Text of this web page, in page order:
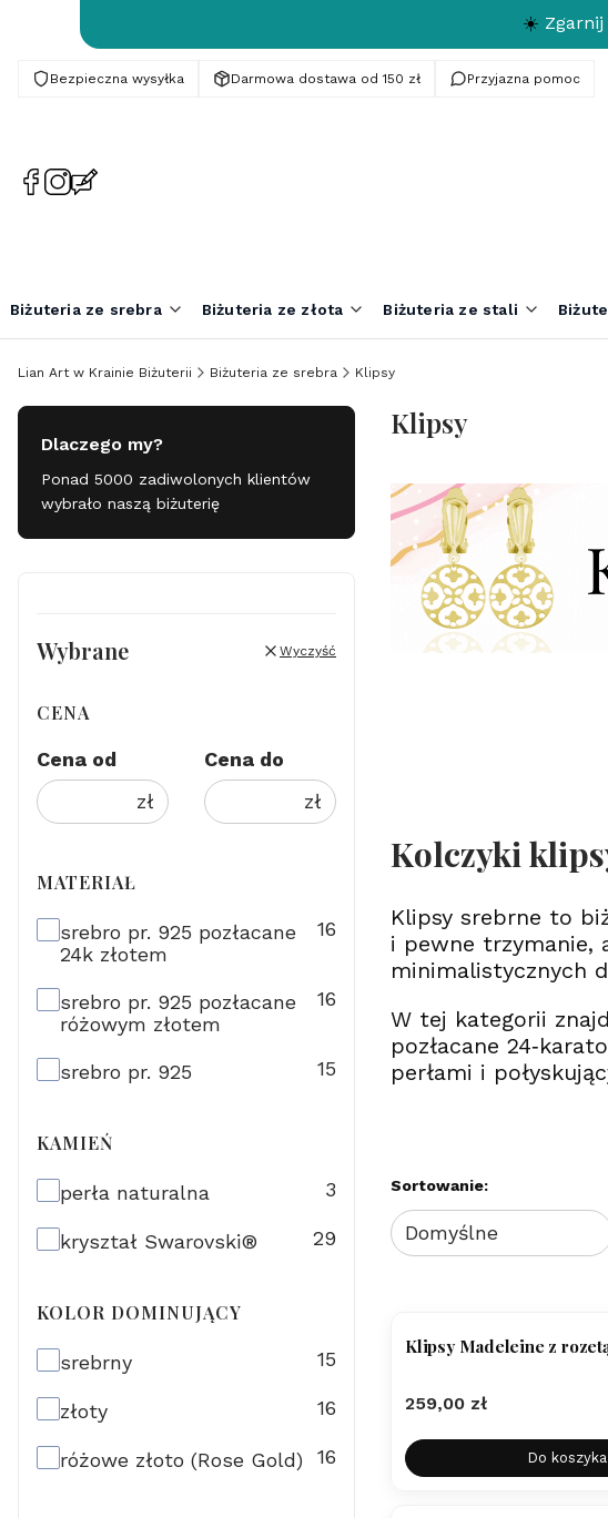
☀️ Zgarnij
Bezpieczna wysyłka Darmowa dostawa od 150 zł Przyjazna pomoc
(Otwiera
(Otwiera
(Otwiera
Biżuteria ze srebra Biżuteria ze złota Biżuteria ze stali
Lian Art w Krainie Biżuterii Biżuteria ze srebra Klipsy
Dlaczego my?
Ponad 5000 zadiwolonych klientów
wybrało naszą biżuterię
Wybrane Wyczyść
CENA
Cena od
zł
Cena do
zł
MATERIAŁ
materiał
srebro pr. 925 pozłacane
24k złotem
16
srebro pr. 925 pozłacane
różowym złotem
16
srebro pr. 925 15
KAMIEŃ
kamień
perła naturalna 3
kryształ Swarovski® 29
KOLOR DOMINUJĄCY
kolor dominujący
srebrny 15
złoty 16
różowe złoto (Rose Gold) 16
Klipsy
Kolczyki
Klipsy srebrne to
i pewne
minimalistycznych
W tej kategorii
pozłacane
perłami i
Lista produktów
Sortowanie:
Domyślne
Klipsy Madeleine z
Cena
259,00 zł
Do koszyka